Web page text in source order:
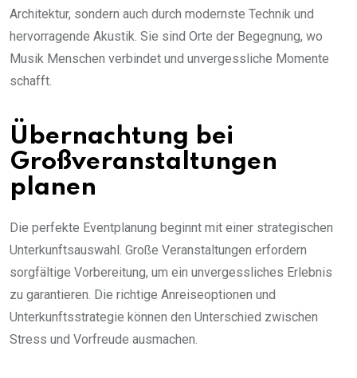
Architektur, sondern auch durch modernste Technik und
hervorragende Akustik. Sie sind Orte der Begegnung, wo
Musik Menschen verbindet und unvergessliche Momente
schafft.
Übernachtung bei
Großveranstaltungen
planen
Die perfekte Eventplanung beginnt mit einer strategischen
Unterkunftsauswahl. Große Veranstaltungen erfordern
sorgfältige Vorbereitung, um ein unvergessliches Erlebnis
zu garantieren. Die richtige Anreiseoptionen und
Unterkunftsstrategie können den Unterschied zwischen
Stress und Vorfreude ausmachen.